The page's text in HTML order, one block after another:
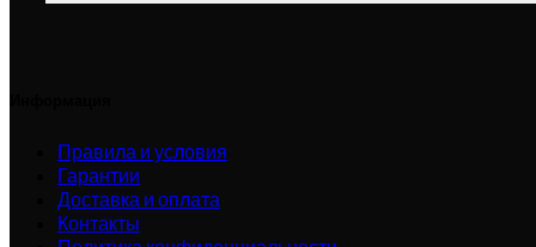
Правила и условия
Гарантии
Доставка и оплата
Контакты